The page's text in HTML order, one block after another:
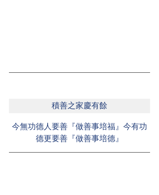
積善之家慶有餘
今無功德人要善『做善事培福』今有功
德更要善『做善事培德』